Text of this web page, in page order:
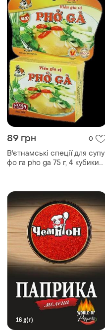
89 грн 0
В'єтнамські спеції для супу
фо га pho ga 75 г, 4 кубики